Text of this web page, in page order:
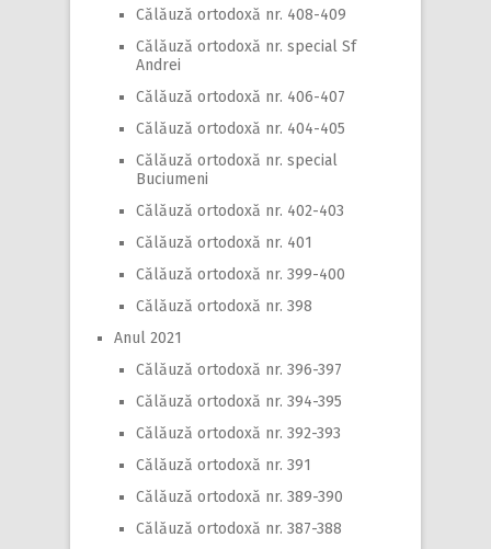
Călăuză ortodoxă nr. 408-409
Călăuză ortodoxă nr. special Sf
Andrei
Călăuză ortodoxă nr. 406-407
Călăuză ortodoxă nr. 404-405
Călăuză ortodoxă nr. special
Buciumeni
Călăuză ortodoxă nr. 402-403
Călăuză ortodoxă nr. 401
Călăuză ortodoxă nr. 399-400
Călăuză ortodoxă nr. 398
Anul 2021
Călăuză ortodoxă nr. 396-397
Călăuză ortodoxă nr. 394-395
Călăuză ortodoxă nr. 392-393
Călăuză ortodoxă nr. 391
Călăuză ortodoxă nr. 389-390
Călăuză ortodoxă nr. 387-388